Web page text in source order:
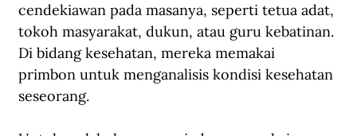
cendekiawan pada masanya, seperti tetua adat,
tokoh masyarakat, dukun, atau guru kebatinan.
Di bidang kesehatan, mereka memakai
primbon untuk menganalisis kondisi kesehatan
seseorang.